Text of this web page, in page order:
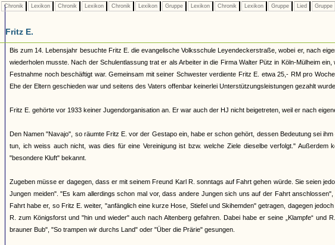
Chronik Lexikon Chronik Lexikon Chronik Lexikon Gruppe Lexikon Chronik Lexikon Gruppe Lied Gruppe
Fritz E.
Bis zum 14. Lebensjahr besuchte Fritz E. die evangelische Volksschule Leyendeckerstraße, wobei er, nach
wiederholen musste. Nach der Schulentlassung trat er als Arbeiter in die Firma Walter Pütz in Köln-Mülheim
Festnahme noch beschäftigt war. Gemeinsam mit seiner Schwester verdiente Fritz E. etwa 25,- RM pro
Ehe der Eltern geschieden war und seitens des Vaters offenbar keinerlei Unterstützungsleistungen gezahlt
Fritz E. gehörte vor 1933 keiner Jugendorganisation an. Er war auch der HJ nicht beigetreten, weil er nach
Den Namen "Navajo", so räumte Fritz E. vor der Gestapo ein, habe er schon gehört, dessen Bedeutung sei
tun, ich weiss auch nicht, was dies für eine Vereinigung ist bzw. welche Ziele dieselbe verfolgt." Außerdem
"besondere Kluft" bekannt.
Zugeben müsse er dagegen, dass er mit seinem Freund Karl R. sonntags auf Fahrt gehen würde. Sie seien
Jungen meiden". "Es kam allerdings schon mal vor, dass andere Jungen sich uns auf der Fahrt
Fahrt habe er, so Fritz E. weiter, "anfänglich eine kurze Hose, Stiefel und Skihemden" getragen, dagegen
R. zum Königsforst und "hin und wieder" auch nach Altenberg gefahren. Dabei habe er seine „Klampfe“ und
brauner Bub", "So trampen wir durchs Land" oder "Über die Prärie" gesungen.